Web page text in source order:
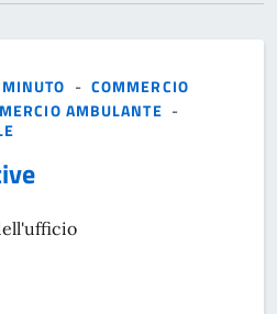
- COMMERCIO
AMBULANTE -